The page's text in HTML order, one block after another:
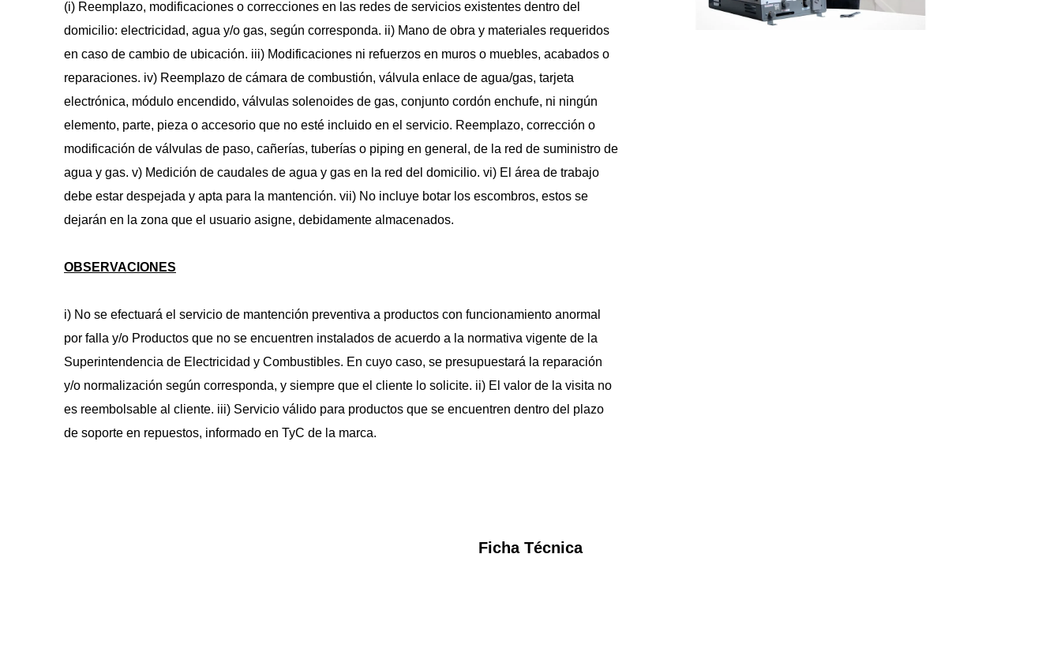
(i) Reemplazo, modificaciones o correcciones en las redes de servicios existentes dentro del
domicilio: electricidad, agua y/o gas, según corresponda. ii) Mano de obra y materiales requeridos
en caso de cambio de ubicación. iii) Modificaciones ni refuerzos en muros o muebles, acabados o
reparaciones. iv) Reemplazo de cámara de combustión, válvula enlace de agua/gas, tarjeta
electrónica, módulo encendido, válvulas solenoides de gas, conjunto cordón enchufe, ni ningún
elemento, parte, pieza o accesorio que no esté incluido en el servicio. Reemplazo, corrección o
modificación de válvulas de paso, cañerías, tuberías o piping en general, de la red de suministro de
agua y gas. v) Medición de caudales de agua y gas en la red del domicilio. vi) El área de trabajo
debe estar despejada y apta para la mantención. vii) No incluye botar los escombros, estos se
dejarán en la zona que el usuario asigne, debidamente almacenados.
OBSERVACIONES
i) No se efectuará el servicio de mantención preventiva a productos con funcionamiento anormal
por falla y/o Productos que no se encuentren instalados de acuerdo a la normativa vigente de la
Superintendencia de Electricidad y Combustibles. En cuyo caso, se presupuestará la reparación
y/o normalización según corresponda, y siempre que el cliente lo solicite. ii) El valor de la visita no
es reembolsable al cliente. iii) Servicio válido para productos que se encuentren dentro del plazo
de soporte en repuestos, informado en TyC de la marca.
Ficha Técnica